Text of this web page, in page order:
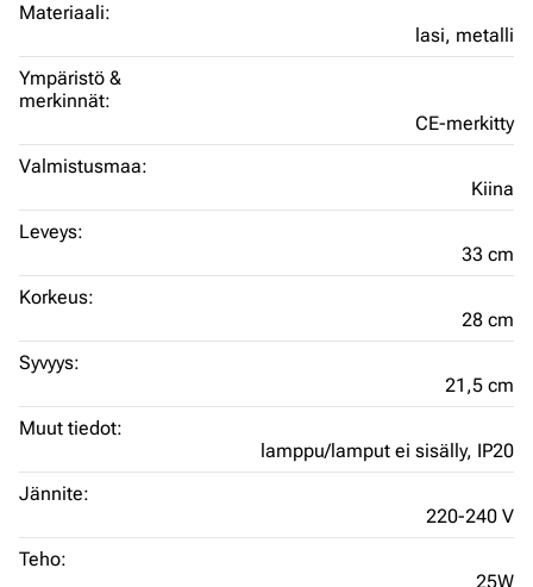
Materiaali:
lasi, metalli
Ympäristö &
merkinnät:
CE-merkitty
Valmistusmaa:
Kiina
Leveys:
33 cm
Korkeus:
28 cm
Syvyys:
21,5 cm
Muut tiedot:
lamppu/lamput ei sisälly, IP20
Jännite:
220-240 V
Teho:
25W